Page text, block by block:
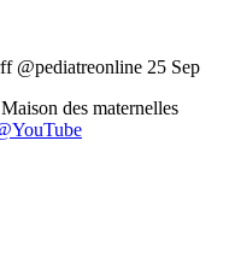
@pediatreonline 25 Sep
des maternelles